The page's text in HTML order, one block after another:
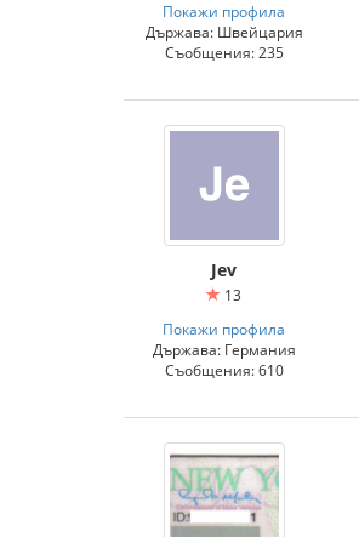
Покажи профила
Държава: Швейцария
Съобщения: 235
Jev
13
Покажи профила
Държава: Германия
Съобщения: 610